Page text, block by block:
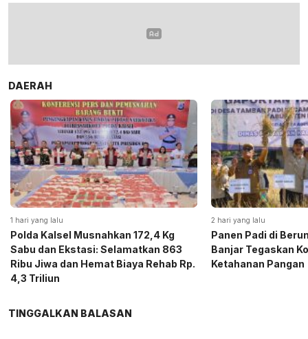
DAERAH
1 hari yang lalu
Polda Kalsel Musnahkan 172,4 Kg
Sabu dan Ekstasi: Selamatkan 863
Ribu Jiwa dan Hemat Biaya Rehab Rp.
4,3 Triliun
2 hari yang lalu
Panen Padi di
Banjar Tegaskan
Ketahanan Pangan
TINGGALKAN BALASAN